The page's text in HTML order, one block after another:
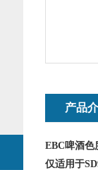
产品
EBC啤酒色
仅适用于